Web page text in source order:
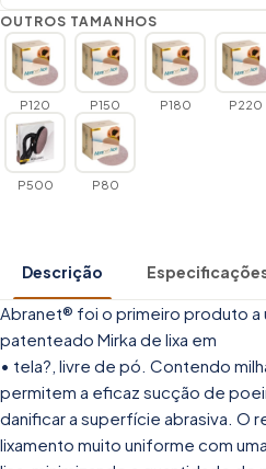
OUTROS TAMANHOS
P120 P150 P180 P220
P500 P80
Descrição
Abranet® foi o primeiro produto a
patenteado Mirka de lixa em
• tela?, livre de pó. Contendo
permitem a eficaz sucção de
danificar a superfície abrasiva. O
lixamento muito uniforme com